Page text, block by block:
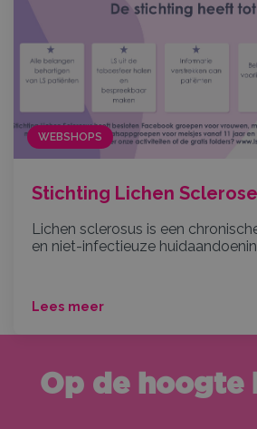
WEBSHOPS
Stichting Lichen
Lichen sclerosus is een
en niet-infectieuze
Lees meer
Op de hoogte